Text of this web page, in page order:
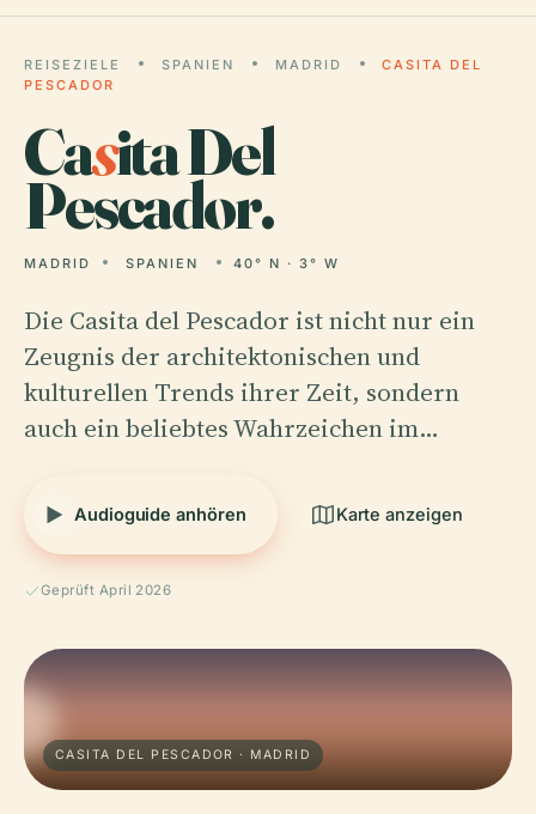
REISEZIELE SPANIEN MADRID
CASITA DEL
PESCADOR
Casita Del
Pescador.
MADRID SPANIEN 40° N · 3° W
Die Casita del Pescador ist nicht nur ein
Zeugnis der architektonischen und
kulturellen Trends ihrer Zeit, sondern
auch ein beliebtes Wahrzeichen im…
Audioguide anhören Karte anzeigen
Geprüft April 2026
CASITA DEL PESCADOR · MADRID